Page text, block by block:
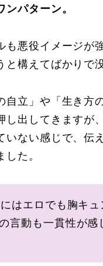
ンパターン。
も悪役イメージが
と構えてばかりで
自立」や「生き方
し出してきますが
いない感じで、伝
た。
はエロでも胸キュ
言動も一貫性が感